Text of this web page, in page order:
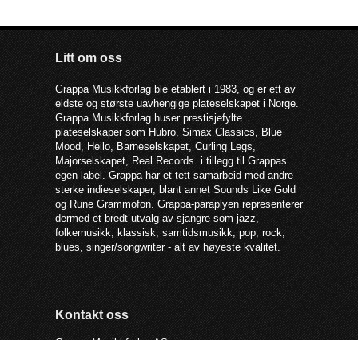
Litt om oss
Grappa Musikkforlag ble etablert i 1983, og er ett av
eldste og største uavhengige plateselskapet i Norge.
Grappa Musikkforlag huser prestisjefylte
plateselskaper som Hubro, Simax Classics, Blue
Mood, Heilo, Barneselskapet, Curling Legs,
Majorselskapet, Real Records i tillegg til Grappas
egen label. Grappa har et tett samarbeid med andre
sterke indieselskaper, blant annet Sounds Like Gold
og Rune Grammofon. Grappa-paraplyen representerer
dermed et bredt utvalg av sjangre som jazz,
folkemusikk, klassisk, samtidsmusikk, pop, rock,
blues, singer/songwriter - alt av høyeste kvalitet.
Kontakt oss